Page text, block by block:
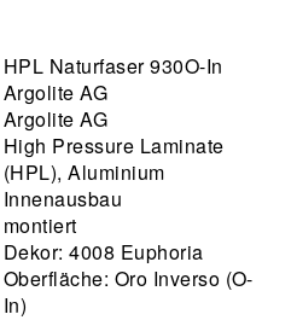
HPL Naturfaser 930O-In
Argolite AG
Argolite AG
High Pressure Laminate
(HPL), Aluminium
Innenausbau
montiert
Dekor: 4008 Euphoria
Oberfläche: Oro Inverso (O-
In)